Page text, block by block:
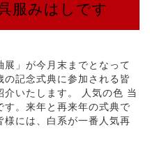
服みはしです
」が今月末までとなって
記念式典に参加される皆
いたします。 人気の色 当
す。来年と再来年の式典で
には、白系が一番人気再